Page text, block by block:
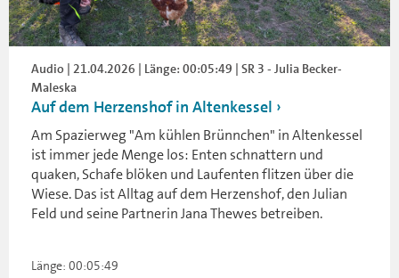
Audio | 21.04.2026 | Länge: 00:05:49 | SR 3 - Julia Becker-
Maleska
Auf dem Herzenshof in Altenkessel
Am Spazierweg "Am kühlen Brünnchen" in Altenkessel
ist immer jede Menge los: Enten schnattern und
quaken, Schafe blöken und Laufenten flitzen über die
Wiese. Das ist Alltag auf dem Herzenshof, den Julian
Feld und seine Partnerin Jana Thewes betreiben.
Länge: 00:05:49